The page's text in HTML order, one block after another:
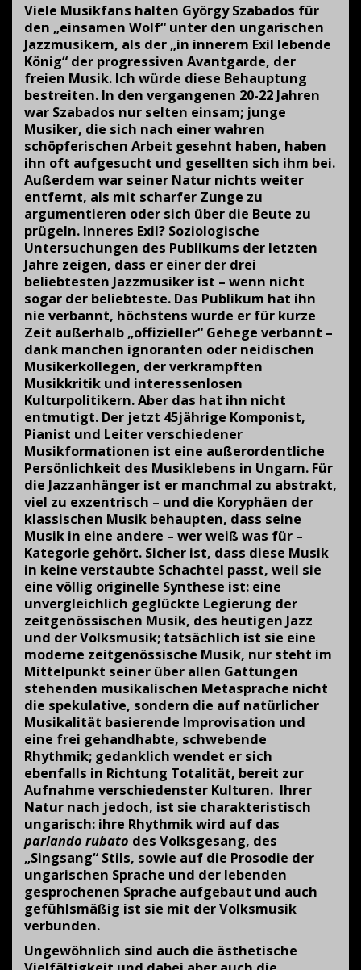
Viele Musikfans halten György Szabados für
den „einsamen Wolf“ unter den ungarischen
Jazzmusikern, als der „in innerem Exil lebende
König“ der progressiven Avantgarde, der
freien Musik. Ich würde diese Behauptung
bestreiten. In den vergangenen 20-22 Jahren
war Szabados nur selten einsam; junge
Musiker, die sich nach einer wahren
schöpferischen Arbeit gesehnt haben, haben
ihn oft aufgesucht und gesellten sich ihm bei.
Außerdem war seiner Natur nichts weiter
entfernt, als mit scharfer Zunge zu
argumentieren oder sich über die Beute zu
prügeln. Inneres Exil? Soziologische
Untersuchungen des Publikums der letzten
Jahre zeigen, dass er einer der drei
beliebtesten Jazzmusiker ist – wenn nicht
sogar der beliebteste. Das Publikum hat ihn
nie verbannt, höchstens wurde er für kurze
Zeit außerhalb „offizieller“ Gehege verbannt –
dank manchen ignoranten oder neidischen
Musikerkollegen, der verkrampften
Musikkritik und interessenlosen
Kulturpolitikern. Aber das hat ihn nicht
entmutigt. Der jetzt 45jährige Komponist,
Pianist und Leiter verschiedener
Musikformationen ist eine außerordentliche
Persönlichkeit des Musiklebens in Ungarn. Für
die Jazzanhänger ist er manchmal zu abstrakt,
viel zu exzentrisch – und die Koryphäen der
klassischen Musik behaupten, dass seine
Musik in eine andere – wer weiß was für –
Kategorie gehört. Sicher ist, dass diese Musik
in keine verstaubte Schachtel passt, weil sie
eine völlig originelle Synthese ist: eine
unvergleichlich geglückte Legierung der
zeitgenössischen Musik, des heutigen Jazz
und der Volksmusik; tatsächlich ist sie eine
moderne zeitgenössische Musik, nur steht im
Mittelpunkt seiner über allen Gattungen
stehenden musikalischen Metasprache nicht
die spekulative, sondern die auf natürlicher
Musikalität basierende Improvisation und
eine frei gehandhabte, schwebende
Rhythmik; gedanklich wendet er sich
ebenfalls in Richtung Totalität, bereit zur
Aufnahme verschiedenster Kulturen. Ihrer
Natur nach jedoch, ist sie charakteristisch
ungarisch: ihre Rhythmik wird auf das
parlando rubato des Volksgesang, des
„Singsang“ Stils, sowie auf die Prosodie der
ungarischen Sprache und der lebenden
gesprochenen Sprache aufgebaut und auch
gefühlsmäßig ist sie mit der Volksmusik
verbunden.
Ungewöhnlich sind auch die ästhetische